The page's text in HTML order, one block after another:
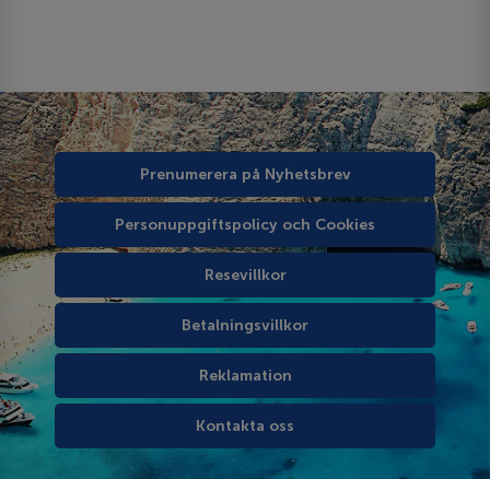
Prenumerera på Nyhetsbrev
Personuppgiftspolicy och Cookies
Resevillkor
Betalningsvillkor
Reklamation
Kontakta oss